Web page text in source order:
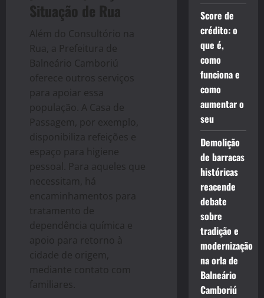
Situação de Rua
Além do Consultório na
Rua, a Prefeitura de
Balneário Camboriú
oferece outros serviços
para apoiar essa
população. A Casa de
Passagem, por exemplo,
disponibiliza refeições e
espaço para higiene
pessoal. Para aqueles que
necessitam, há
encaminhamentos para
tratamento de
dependência química e
apoio para retorno à
cidade de origem,
mediante contato com
familiares.
Score de
crédito: o
que é,
como
funciona e
como
aumentar o
seu
Demolição
de barracas
históricas
reacende
debate
sobre
tradição e
modernização
na orla de
Balneário
Camboriú